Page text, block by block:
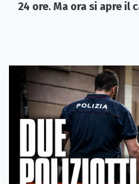
24 ore. Ma ora si apre il